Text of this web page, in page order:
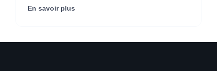
Center) (95290).
En savoir plus